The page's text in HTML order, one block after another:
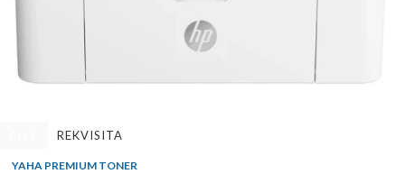
REKVISITA
YAHA PREMIUM TONER